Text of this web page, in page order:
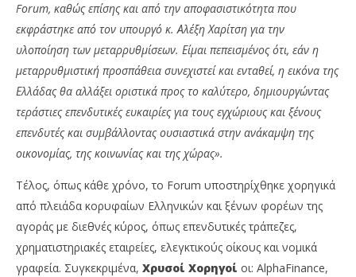
Forum, καθώς επίσης και από την αποφασιστικότητα που
εκφράστηκε από τον υπουργό κ. Αλέξη Χαρίτση για την
υλοποίηση των μεταρρυθμίσεων. Είμαι πεπεισμένος ότι, εάν η
μεταρρυθμιστική προσπάθεια συνεχιστεί και ενταθεί, η εικόνα της
Ελλάδας θα αλλάξει οριστικά προς το καλύτερο, δημιουργώντας
τεράστιες επενδυτικές ευκαιρίες για τους εγχώριους και ξένους
επενδυτές και συμβάλλοντας ουσιαστικά στην ανάκαμψη της
οικονομίας, της κοινωνίας και της χώρας».
Τέλος, όπως κάθε χρόνο, το Forum υποστηρίχθηκε χορηγικά
από πλειάδα κορυφαίων Ελληνικών και ξένων φορέων της
αγοράς με διεθνές κύρος, όπως επενδυτικές τράπεζες,
χρηματιστηριακές εταιρείες, ελεγκτικούς οίκους και νομικά
γραφεία. Συγκεκριμένα, Χρυσοί Χορηγοί οι: AlphaFinance,